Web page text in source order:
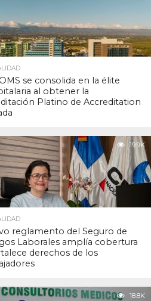
se consolida en la élite
al obtener la
Platino de Accreditation
19.9K
reglamento del Seguro de
Laborales amplía cobertura
derechos de los
18.8K